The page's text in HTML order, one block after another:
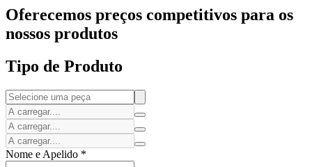
Oferecemos preços competitivos para os
nossos produtos
Tipo de Produto
Nome e Apelido *